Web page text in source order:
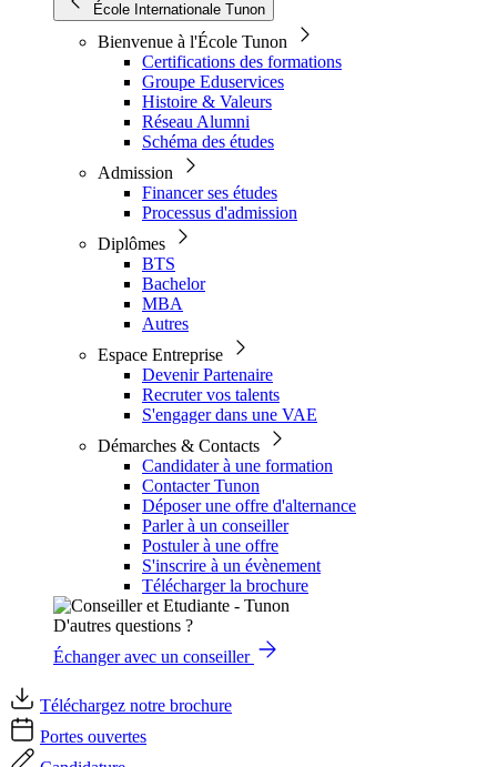
École Internationale Tunon
Bienvenue à l'École Tunon
Certifications des formations
Groupe Eduservices
Histoire & Valeurs
Réseau Alumni
Schéma des études
Admission
Financer ses études
Processus d'admission
Diplômes
BTS
Bachelor
MBA
Autres
Espace Entreprise
Devenir Partenaire
Recruter vos talents
S'engager dans une VAE
Démarches & Contacts
Candidater à une formation
Contacter Tunon
Déposer une offre d'alternance
Parler à un conseiller
Postuler à une offre
S'inscrire à un évènement
Télécharger la brochure
D'autres questions ?
Échanger avec un conseiller
Téléchargez notre brochure
Portes ouvertes